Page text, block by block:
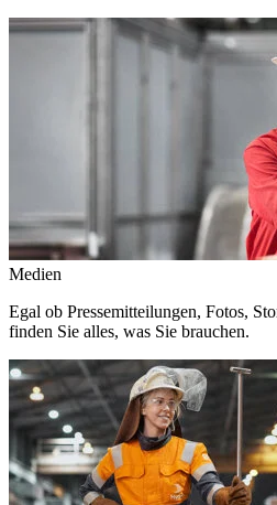
Medien
Egal ob Pressemitteilungen, Fotos,
finden Sie alles, was Sie brauchen.